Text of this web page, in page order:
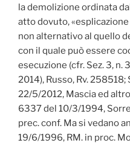
la demolizione ordinata
atto dovuto,
non alternativo al quello
con il quale può essere
esecuzione (cfr. Sez. 3, n.
2014), Russo, Rv.
22/5/2012, Mascia ed
6337 del 10/3/1994,
prec. conf. Ma si vedano
19/6/1996, RM. in proc.